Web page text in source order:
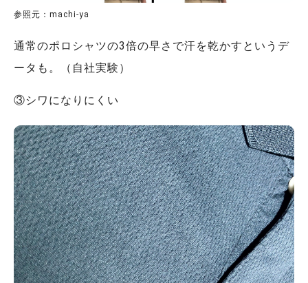
参照元：machi-ya
通常のポロシャツの3倍の早さで汗を乾かすというデ
ータも。（自社実験）
③シワになりにくい